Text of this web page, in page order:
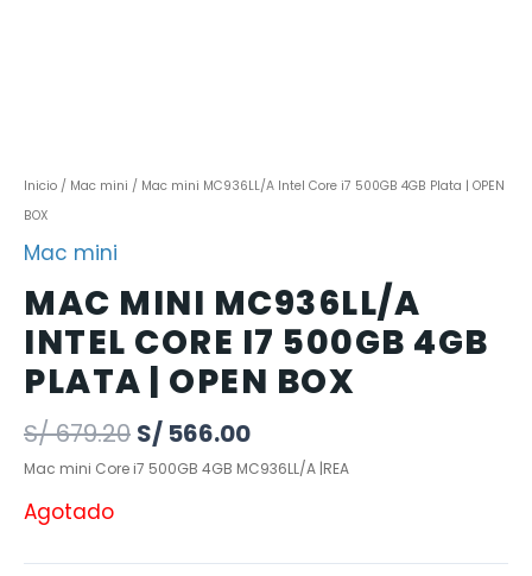
Inicio / Mac mini / Mac mini MC936LL/A Intel Core i7 500GB 4GB Plata | OPEN
BOX
Mac mini
MAC MINI MC936LL/A
INTEL CORE I7 500GB 4GB
PLATA | OPEN BOX
S/679.20 S/ 566.00
Mac mini Core i7 500GB 4GB MC936LL/A |REA
Agotado